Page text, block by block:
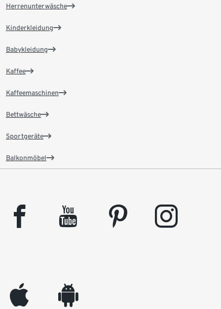
Herrenunterwäsche
Kinderkleidung
Babykleidung
Kaffee
Kaffeemaschinen
Bettwäsche
Sportgeräte
Balkonmöbel
facebook youtube pinterest instagram
appleinc android